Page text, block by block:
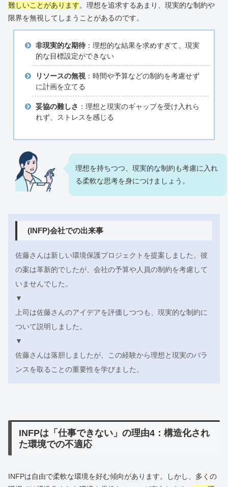
難しいことがあります。理想を追求するあまり、現実的な制約や
限界を無視してしまうことがあるのです。
非現実的な期待：理想的な結果を求めすぎて、現実
的な目標設定ができない
リソースの無視：時間や予算などの制約を考慮せず
に計画を立てる
妥協の難しさ ：理想と現実のギャップを受け入れら
れず、ストレスを感じる
理想を持ちつつ、現実的な制約も考慮に入れ
る柔軟な思考を身につけましょう。
(INFP)会社での出来事
佐藤さんは新しい環境保護プロジェクトを提案しました。彼
の案は革新的でしたが、会社の予算や人員の制約を考慮して
いませんでした。
▼
上司は佐藤さんのアイデアを評価しつつも、現実的な制約に
ついて説明しました。
▼
佐藤さんは落胆しましたが、この経験から理想と現実のバラ
ンスを取ることの重要性を学びました。
INFPは「仕事できない」の理由4：構造化され
た環境での不適応
INFPは自由で柔軟な環境を好む傾向があります。しかし、多くの